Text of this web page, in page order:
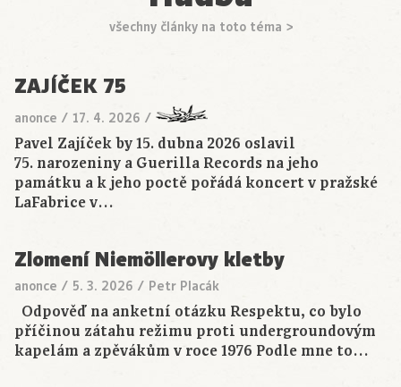
všechny články na toto téma >
ZAJÍČEK 75
anonce / 17. 4. 2026 /
Pavel Zajíček by 15. dubna 2026 oslavil
75. narozeniny a Guerilla Records na jeho
památku a k jeho poctě pořádá koncert v pražské
LaFabrice v…
Zlomení Niemöllerovy kletby
anonce / 5. 3. 2026 / Petr Placák
Odpověď na anketní otázku Respektu, co bylo
příčinou zátahu režimu proti undergroundovým
kapelám a zpěvákům v roce 1976 Podle mne to…